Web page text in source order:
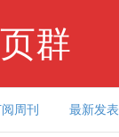
群
周刊 最新发表